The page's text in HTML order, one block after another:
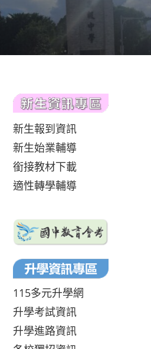
新生報到資訊
新生始業輔導
銜接教材下載
適性轉學輔導
115多元升學網
升學考試資訊
升學進路資訊